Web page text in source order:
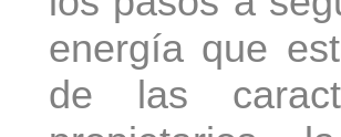
energía que
de las